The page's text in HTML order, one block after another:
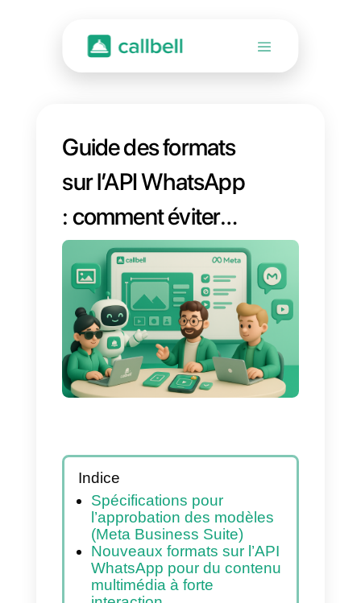
Guide des formats
sur l’API WhatsApp
: comment éviter
que Meta refuse
des fichiers et des
campagnes
Indice